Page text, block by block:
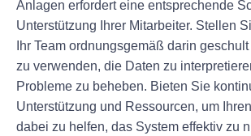
Anlagen erfordert eine entsprechende
Unterstützung Ihrer Mitarbeiter. Stellen
Ihr Team ordnungsgemäß darin
zu verwenden, die Daten zu
Probleme zu beheben. Bieten Sie
Unterstützung und Ressourcen, um
dabei zu helfen, das System effektiv zu